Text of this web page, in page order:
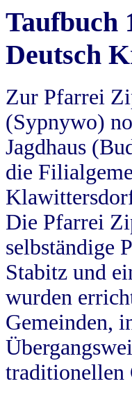
Taufbuch
Deutsch
Zur Pfarrei
(Sypnywo)
Jagdhaus
die
Die Pfarrei
selbständige
Stabitz und
wurden
Gemeinden,
traditionellen